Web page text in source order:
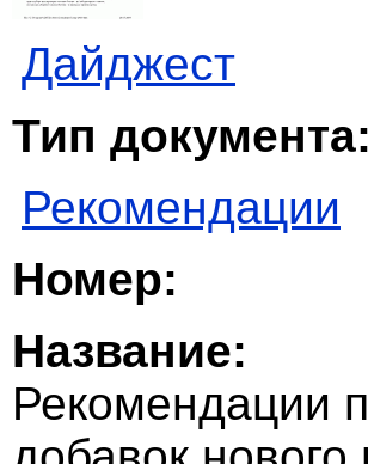
Дайджест
Тип документа:
Рекомендации
Номер:
Название:
Рекомендации